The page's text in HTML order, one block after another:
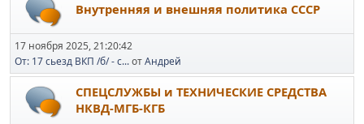
Внутренняя и внешняя политика СССР
17 ноября 2025, 21:20:42
От: 17 сьезд ВКП /б/ - с...отАндрей
СПЕЦСЛУЖБЫ и ТЕХНИЧЕСКИЕ СРЕДСТВА
НКВД-МГБ-КГБ